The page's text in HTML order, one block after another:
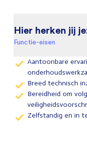
Hier herken jij
Functie-eisen
Aantoonbare
Breed technisch
Bereidheid om
Zelfstandig en in